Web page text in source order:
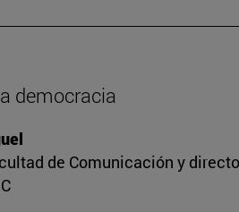
democracia
de Comunicación y